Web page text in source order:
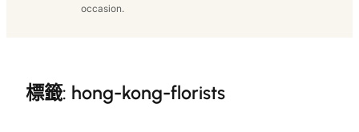
occasion.
標籤: hong-kong-florists